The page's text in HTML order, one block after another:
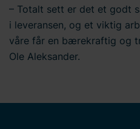
– Totalt sett er det et godt
i leveransen, og et viktig
våre får en bærekraftig og
Ole Aleksander.